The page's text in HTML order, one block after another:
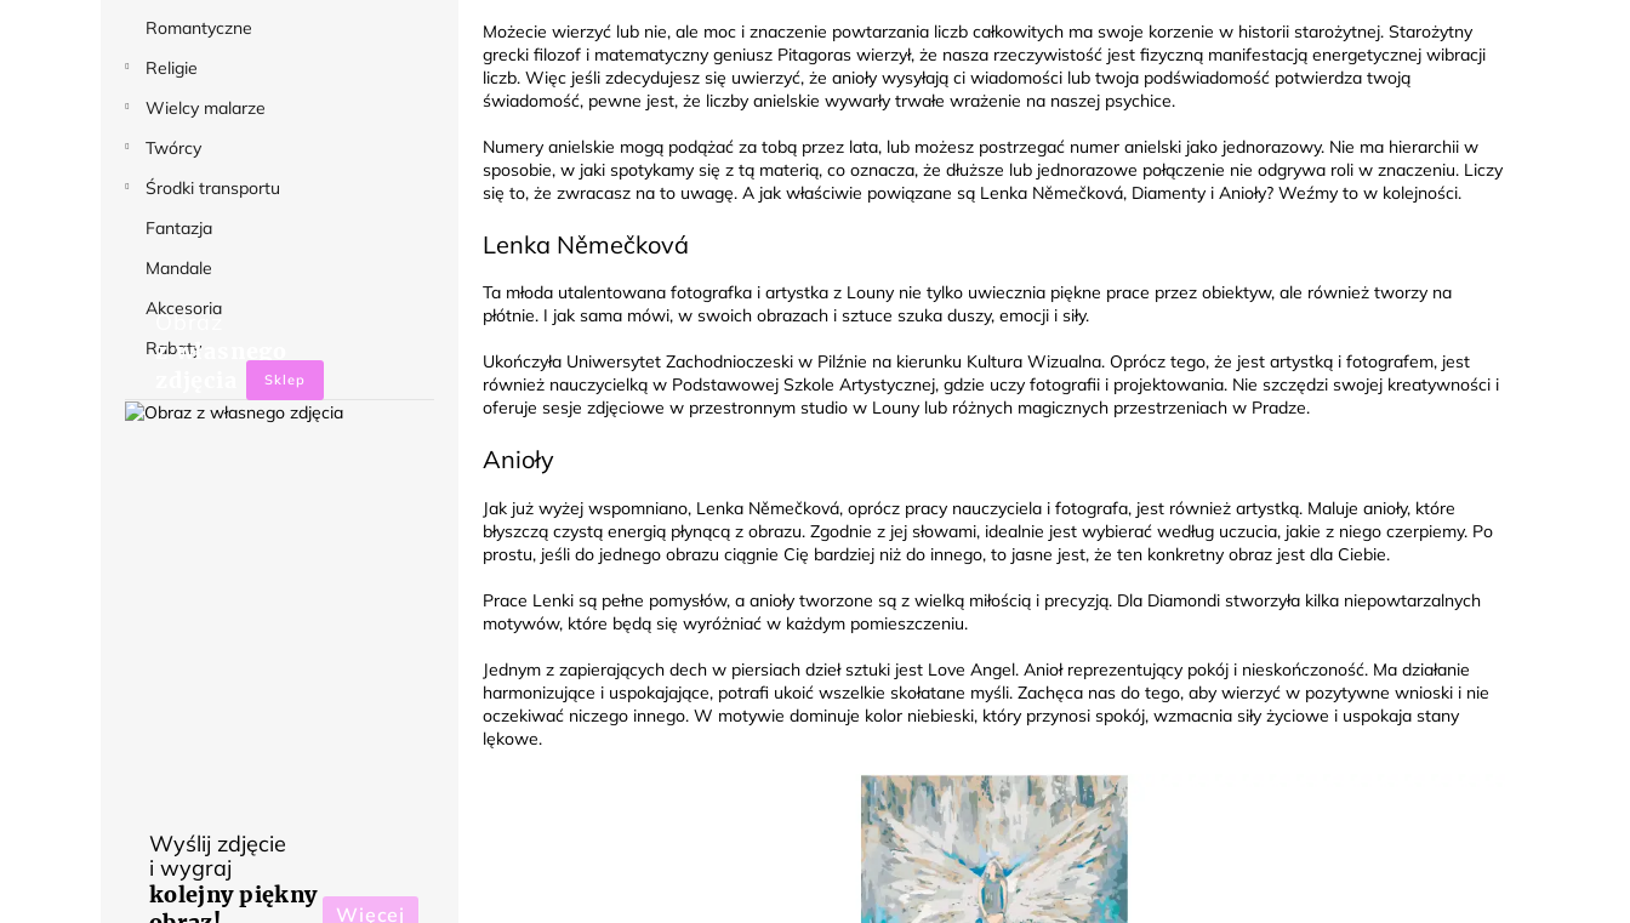
Romantyczne
Religie
Wielcy malarze
Twórcy
Środki transportu
Fantazja
Mandale
Akcesoria
Rabaty
Obraz
z własnego
Sklep
Wyślij zdjęcie
i wygraj
kolejny piękny
Więcej
Możecie wierzyć lub nie, ale moc i znaczenie powtarzania liczb całkowitych ma swoje korzenie w historii starożytnej. Starożytny
grecki filozof i matematyczny geniusz Pitagoras wierzył, że nasza rzeczywistość jest fizyczną manifestacją energetycznej wibracji
liczb. Więc jeśli zdecydujesz się uwierzyć, że anioły wysyłają ci wiadomości lub twoja podświadomość potwierdza twoją
świadomość, pewne jest, że liczby anielskie wywarły trwałe wrażenie na naszej psychice.
Numery anielskie mogą podążać za tobą przez lata, lub możesz postrzegać numer anielski jako jednorazowy. Nie ma hierarchii w
sposobie, w jaki spotykamy się z tą materią, co oznacza, że dłuższe lub jednorazowe połączenie nie odgrywa roli w znaczeniu. Liczy
się to, że zwracasz na to uwagę. A jak właściwie powiązane są Lenka Němečková, Diamenty i Anioły? Weźmy to w kolejności.
Lenka Němečková
Ta młoda utalentowana fotografka i artystka z Louny nie tylko uwiecznia piękne prace przez obiektyw, ale również tworzy na
płótnie. I jak sama mówi, w swoich obrazach i sztuce szuka duszy, emocji i siły.
Ukończyła Uniwersytet Zachodnioczeski w Pilźnie na kierunku Kultura Wizualna. Oprócz tego, że jest artystką i fotografem, jest
również nauczycielką w Podstawowej Szkole Artystycznej, gdzie uczy fotografii i projektowania. Nie szczędzi swojej kreatywności i
oferuje sesje zdjęciowe w przestronnym studio w Louny lub różnych magicznych przestrzeniach w Pradze.
Anioły
Jak już wyżej wspomniano, Lenka Němečková, oprócz pracy nauczyciela i fotografa, jest również artystką. Maluje anioły, które
błyszczą czystą energią płynącą z obrazu. Zgodnie z jej słowami, idealnie jest wybierać według uczucia, jakie z niego czerpiemy. Po
prostu, jeśli do jednego obrazu ciągnie Cię bardziej niż do innego, to jasne jest, że ten konkretny obraz jest dla Ciebie.
Prace Lenki są pełne pomysłów, a anioły tworzone są z wielką miłością i precyzją. Dla Diamondi stworzyła kilka niepowtarzalnych
motywów, które będą się wyróżniać w każdym pomieszczeniu.
Jednym z zapierających dech w piersiach dzieł sztuki jest Love Angel. Anioł reprezentujący pokój i nieskończoność. Ma działanie
harmonizujące i uspokajające, potrafi ukoić wszelkie skołatane myśli. Zachęca nas do tego, aby wierzyć w pozytywne wnioski i nie
oczekiwać niczego innego. W motywie dominuje kolor niebieski, który przynosi spokój, wzmacnia siły życiowe i uspokaja stany
lękowe.